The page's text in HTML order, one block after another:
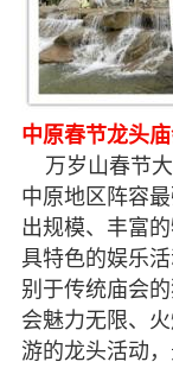
中原春节龙头
万岁山春节大
中原地区阵容
出规模、丰富
具特色的娱乐
别于传统庙会
会魅力无限、
游的龙头活动